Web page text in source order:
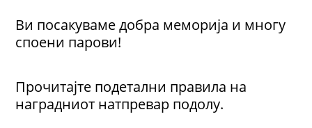
Ви посакуваме добра меморија и многу
споени парови!
Прочитајте подетални правила на
наградниот натпревар подолу.